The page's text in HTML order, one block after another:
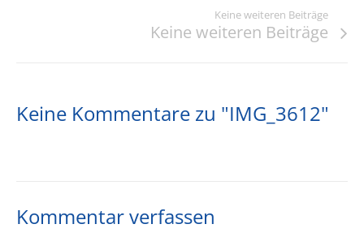
Keine weiteren Beiträge
Keine weiteren Beiträge
Keine Kommentare zu "IMG_3612"
Kommentar verfassen